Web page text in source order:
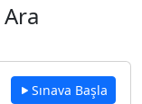
Sınava Başla